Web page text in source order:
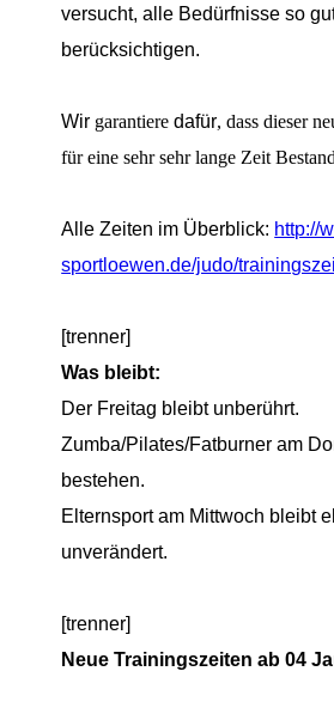
versucht, alle Bedürfnisse so
berücksichtigen.
Wir garantiere dafür, dass dieser
für eine sehr sehr lange Zeit
Alle Zeiten im Überblick: http://
sportloewen.de/judo/
[trenner]
Was b leibt:
Der Freitag bleibt unberührt.
Zumba/Pilates/Fatburner am
bestehen.
Elternsport am Mittwoch bleibt
unverändert.
[trenner]
Neue Trainingszeitenab04